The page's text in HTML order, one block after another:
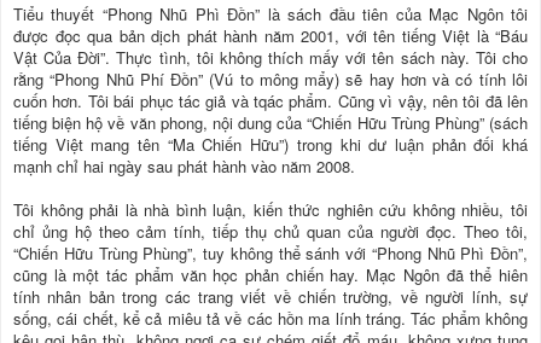
Tiểu thuyết “Phong Nhũ Phì Đồn” là sách đầu tiên của Mạc Ngôn tôi
được đọc qua bản dịch phát hành năm 2001, với tên tiếng Việt là “Báu
Vật Của Đời”. Thực tình, tôi không thích mấy với tên sách này. Tôi cho
rằng “Phong Nhũ Phí Đồn” (Vú to mông mẩy) sẽ hay hơn và có tính lôi
cuốn hơn. Tôi bái phục tác giả và tqác phẩm. Cũng vì vậy, nên tôi đã lên
tiếng biện hộ về văn phong, nội dung của “Chiến Hữu Trùng Phùng” (sách
tiếng Việt mang tên “Ma Chiến Hữu”) trong khi dư luận phản đối khá
mạnh chỉ hai ngày sau phát hành vào năm 2008.
Tôi không phải là nhà bình luận, kiến thức nghiên cứu không nhiều, tôi
chỉ ủng hộ theo cảm tính, tiếp thụ chủ quan của người đọc. Theo tôi,
“Chiến Hữu Trùng Phùng”, tuy không thể sánh với “Phong Nhũ Phì Đồn”,
cũng là một tác phẩm văn học phản chiến hay. Mạc Ngôn đã thể hiên
tính nhân bản trong các trang viết về chiến trường, về người lính, sự
sống, cái chết, kể cả miêu tả về các hồn ma lính tráng. Tác phẩm không